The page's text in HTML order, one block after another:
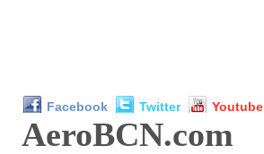
Facebook Twitter Youtube
AeroBCN.com